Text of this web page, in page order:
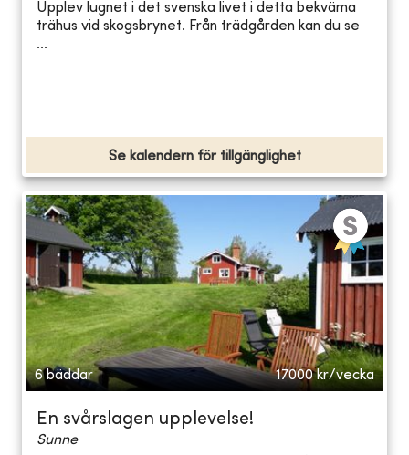
Upplev lugnet i det svenska livet i detta bekväma
trähus vid skogsbrynet. Från trädgården kan du se
...
Se kalendern för tillgänglighet
6 bäddar 17000 kr/vecka
En svårslagen upplevelse!
Sunne